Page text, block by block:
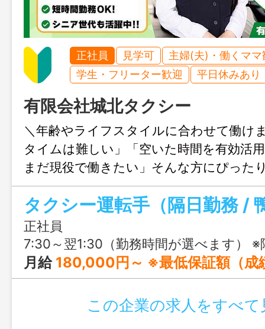
正社員 見学可
主婦(夫)・働くママ
学生・フリーター歓迎
平日休みあり
有限会社城北タクシー
＼年齢やライフスタイルに合わせて働け
タイムは難しい」「空いた時間を有効活
まだ現役で働きたい」そんな方にぴった
す。勤務時間は柔軟に相談でき、1日3時
務も可能。運転に不安がなければシニア
ています。自分のペースで、長く安心し
す。
タクシー運転手（隔日勤務 /
正社員
7:30～翌1:30（勤務時間が選べます） ※隔日勤務 ※変形労
月給 180,000円～ ※最低保証額（成
この企業の求人をすべて